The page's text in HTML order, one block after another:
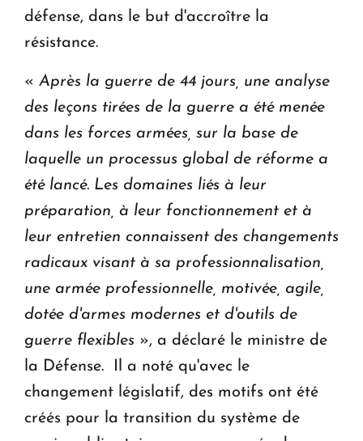
défense, dans le but d'accroître la
résistance.
« Après la guerre de 44 jours, une analyse
des leçons tirées de la guerre a été menée
dans les forces armées, sur la base de
laquelle un processus global de réforme a
été lancé. Les domaines liés à leur
préparation, à leur fonctionnement et à
leur entretien connaissent des changements
radicaux visant à sa professionnalisation,
une armée professionnelle, motivée, agile,
dotée d'armes modernes et d'outils de
guerre flexibles », a déclaré le ministre de
la Défense. Il a noté qu'avec le
changement législatif, des motifs ont été
créés pour la transition du système de